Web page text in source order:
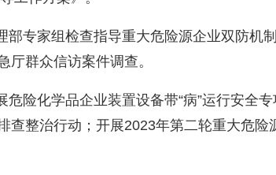
部专家组检查指导重大危险源企业双防机
厅群众信访案件调查。
险化学品企业装置设备带“病”运行安全
查整治行动；开展2023年第二轮重大危险